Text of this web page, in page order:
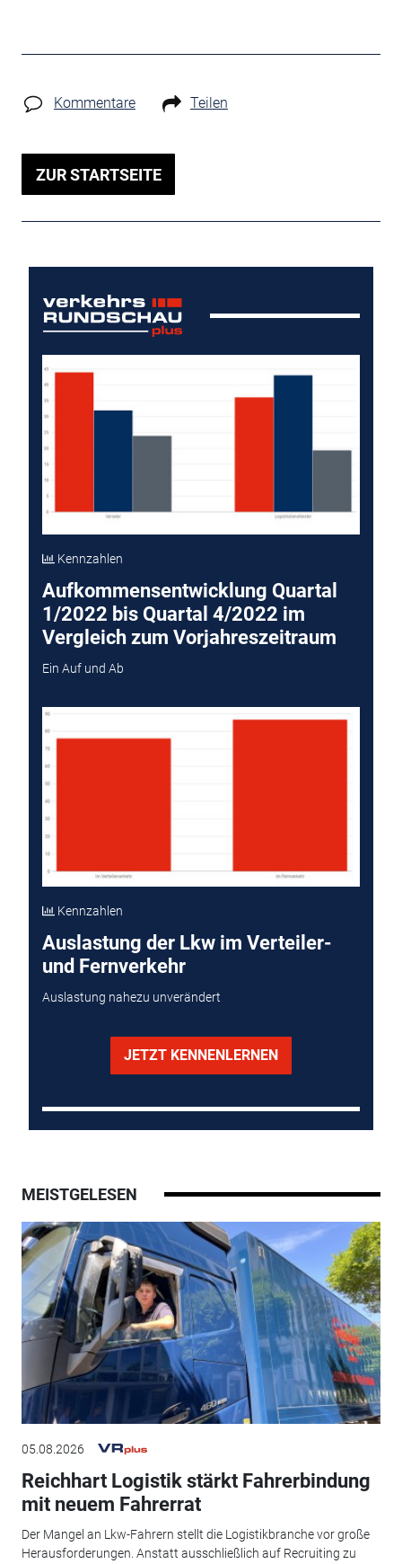
Kommentare Teilen
ZUR STARTSEITE
Kennzahlen
Aufkommensentwicklung Quartal
1/2022 bis Quartal 4/2022 im
Vergleich zum Vorjahreszeitraum
Ein Auf und Ab
Kennzahlen
Auslastung der Lkw im Verteiler-
und Fernverkehr
Auslastung nahezu unverändert
JETZT KENNENLERNEN
MEISTGELESEN
05.08.2026
Reichhart Logistik stärkt Fahrerbindung
mit neuem Fahrerrat
Der Mangel an Lkw-Fahrern stellt die Logistikbranche vor große
Herausforderungen. Anstatt ausschließlich auf Recruiting zu